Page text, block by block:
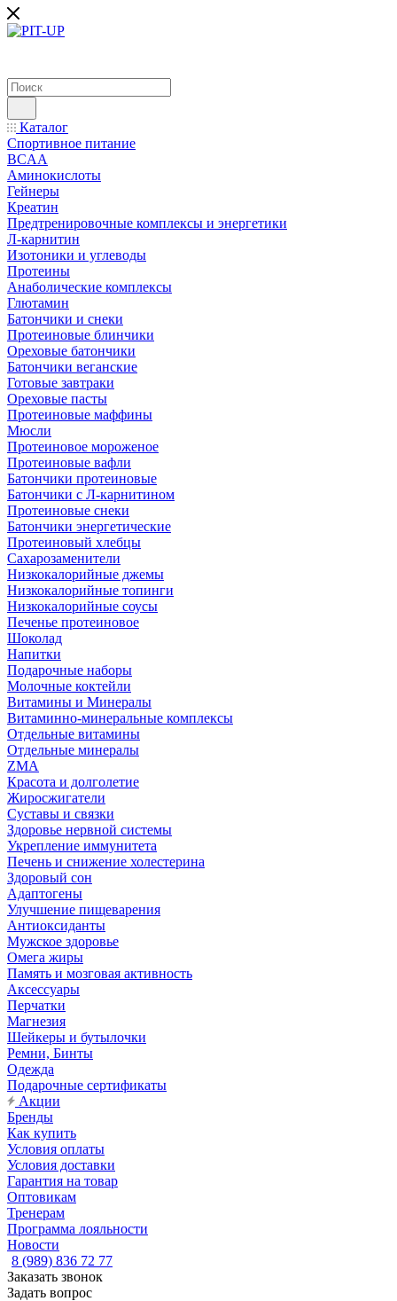
Каталог
Спортивное питание
BCAA
Аминокислоты
Гейнеры
Креатин
Предтренировочные комплексы и энергетики
Л-карнитин
Изотоники и углеводы
Протеины
Анаболические комплексы
Глютамин
Батончики и снеки
Протеиновые блинчики
Ореховые батончики
Батончики веганские
Готовые завтраки
Ореховые пасты
Протеиновые маффины
Мюсли
Протеиновое мороженое
Протеиновые вафли
Батончики протеиновые
Батончики с Л-карнитином
Протеиновые снеки
Батончики энергетические
Протеиновый хлебцы
Сахарозаменители
Низкокалорийные джемы
Низкокалорийные топинги
Низкокалорийные соусы
Печенье протеиновое
Шоколад
Напитки
Подарочные наборы
Молочные коктейли
Витамины и Минералы
Витаминно-минеральные комплексы
Отдельные витамины
Отдельные минералы
ZMA
Красота и долголетие
Жиросжигатели
Суставы и связки
Здоровье нервной системы
Укрепление иммунитета
Печень и снижение холестерина
Здоровый сон
Адаптогены
Улучшение пищеварения
Антиоксиданты
Мужское здоровье
Омега жиры
Память и мозговая активность
Аксессуары
Перчатки
Магнезия
Шейкеры и бутылочки
Ремни, Бинты
Одежда
Подарочные сертификаты
Акции
Бренды
Как купить
Условия оплаты
Условия доставки
Гарантия на товар
Оптовикам
Тренерам
Программа лояльности
Новости
8 (989) 836 72 77
Заказать звонок
Задать вопрос